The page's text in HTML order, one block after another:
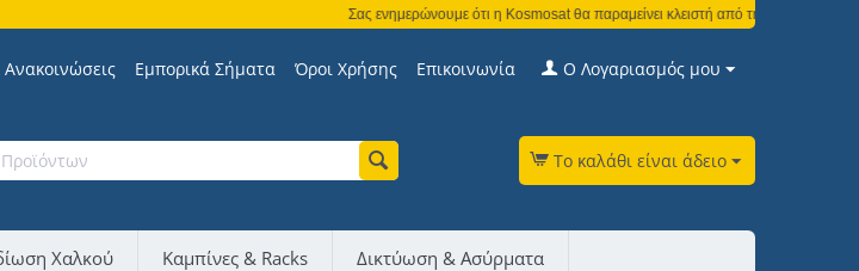
Σας ενημερώνουμε ότι η Kosmosat θα παραμείνει κλειστή από τη Δευτέρα 3
Ο Λογαριασμός μου
Εμπορικά Σήματα Όροι Χρήσης Επικοινωνία
Το καλάθι είναι άδειο
Χαλκού Καμπίνες & Racks Δικτύωση & Ασύρματα